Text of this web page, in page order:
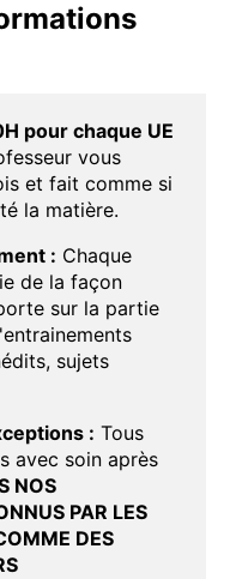
pour chaque UE
vous
et fait comme si
la matière.
: Chaque
de la façon
sur la partie
sujets
: Tous
avec soin après
NOS
PAR LES
DES